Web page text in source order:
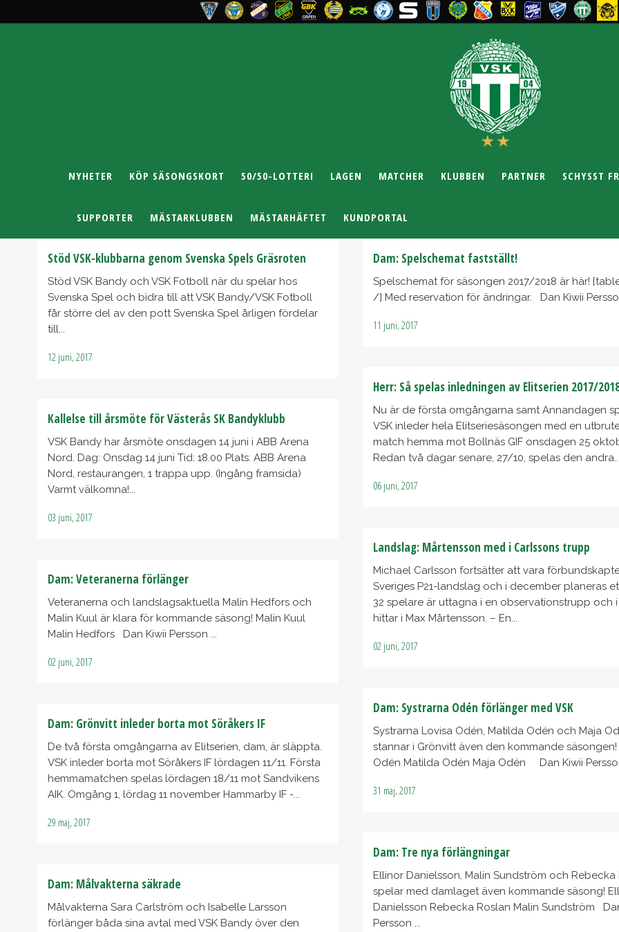
NYHETER KÖP SÄSONGSKORT 50/50-LOTTERI LAGEN MATCHER KLUBBEN PARTNER SCHYSST
SUPPORTER MÄSTARKLUBBEN MÄSTARHÄFTET KUNDPORTAL
Stöd VSK-klubbarna genom Svenska Spels Gräsroten
Stöd VSK Bandy och VSK Fotboll när du spelar hos
Svenska Spel och bidra till att VSK Bandy/VSK Fotboll
får större del av den pott Svenska Spel årligen fördelar
till...
12 juni, 2017
Dam: Spelschemat fastställt!
Spelschemat för säsongen 2017/2018 är här!
/] Med reservation för ändringar. Dan Kiwii
11 juni, 2017
Herr: Så spelas inledningen av Elitserien 2017/
Nu är de första omgångarna samt Annandagen
VSK inleder hela Elitseriesäsongen med en
match hemma mot Bollnäs GIF onsdagen 25
Redan två dagar senare, 27/10, spelas den andra...
06 juni, 2017
Kallelse till årsmöte för Västerås SK Bandyklubb
VSK Bandy har årsmöte onsdagen 14 juni i ABB Arena
Nord. Dag: Onsdag 14 juni Tid: 18.00 Plats: ABB Arena
Nord, restaurangen, 1 trappa upp. (Ingång framsida)
Varmt välkomna!...
03 juni, 2017
Landslag: Mårtensson med i Carlssons trupp
Michael Carlsson fortsätter att vara
Sveriges P21-landslag och i december planeras
32 spelare är uttagna i en observationstrupp och
hittar i Max Mårtensson. – En...
02 juni, 2017
Dam: Veteranerna förlänger
Veteranerna och landslagsaktuella Malin Hedfors och
Malin Kuul är klara för kommande säsong! Malin Kuul
Malin Hedfors Dan Kiwii Persson ...
02 juni, 2017
Dam: Systrarna Odén förlänger med VSK
Systrarna Lovisa Odén, Matilda Odén och Maja
stannar i Grönvitt även den kommande säsongen!
Odén Matilda Odén Maja Odén Dan Kiwii
31 maj, 2017
Dam: Grönvitt inleder borta mot Söråkers IF
De två första omgångarna av Elitserien, dam, är släppta.
VSK inleder borta mot Söråkers IF lördagen 11/11. Första
hemmamatchen spelas lördagen 18/11 mot Sandvikens
AIK. Omgång 1, lördag 11 november Hammarby IF -...
29 maj, 2017
Dam: Tre nya förlängningar
Ellinor Danielsson, Malin Sundström och Rebecka
spelar med damlaget även kommande säsong!
Danielsson Rebecka Roslan Malin Sundström
Persson ...
Dam: Målvakterna säkrade
Målvakterna Sara Carlström och Isabelle Larsson
förlänger båda sina avtal med VSK Bandy över den